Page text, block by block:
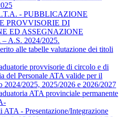
- PUBBLICAZIONE
PROVVISORIE DI
ED ASSEGNAZIONE
A.S. 2024/2025.
alle tabelle valutazione dei titoli
provvisorie di circolo e di
del Personale ATA valide per il
2024/2025, 2025/2026 e 2026/2027
ATA provinciale permanente
ATA - Presentazione/Integrazione